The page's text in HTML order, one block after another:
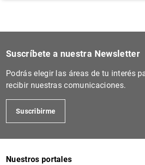
Suscríbete a nuestra Newsletter
Podrás elegir las áreas de tu interés
recibir nuestras comunicaciones.
Suscribirme
Nuestros portales